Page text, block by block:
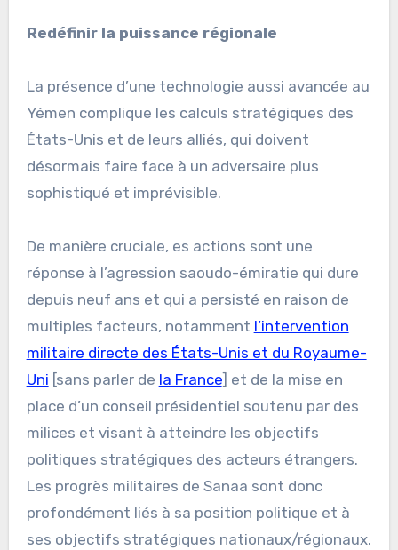
Redéfinir la puissance régionale
La présence d’une technologie aussi avancée au
Yémen complique les calculs stratégiques des
États-Unis et de leurs alliés, qui doivent
désormais faire face à un adversaire plus
sophistiqué et imprévisible.
De manière cruciale, es actions sont une
réponse à l’agression saoudo-émiratie qui dure
depuis neuf ans et qui a persisté en raison de
multiples facteurs, notamment l’intervention
militaire directe des États-Unis et du Royaume-
Uni [sans parler de la France] et de la mise en
place d’un conseil présidentiel soutenu par des
milices et visant à atteindre les objectifs
politiques stratégiques des acteurs étrangers.
Les progrès militaires de Sanaa sont donc
profondément liés à sa position politique et à
ses objectifs stratégiques nationaux/régionaux.